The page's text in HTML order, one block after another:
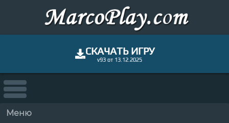
СКАЧАТЬ ИГРУ
v93 от 13.12.2025
Меню